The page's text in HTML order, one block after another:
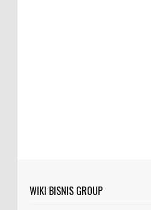
WIKI BISNIS GROUP